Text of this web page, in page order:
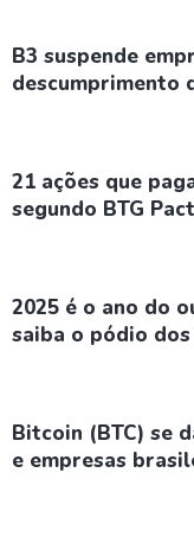
B3 suspende
descumprimento
21 ações que
segundo BTG
2025 é o ano do
saiba o pódio
Bitcoin (BTC) se
e empresas